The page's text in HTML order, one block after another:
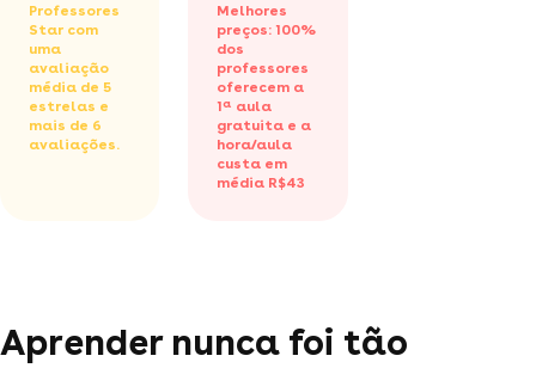
Professores
Star com
uma
avaliação
média de 5
estrelas e
mais de 6
avaliações.
Melhores
preços: 100%
dos
professores
oferecem a
1ª aula
gratuita e a
hora/aula
custa em
média R$43
Aprender nunca foi tão